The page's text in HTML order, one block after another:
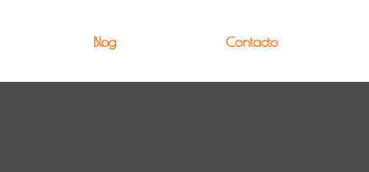
Blog Contacto